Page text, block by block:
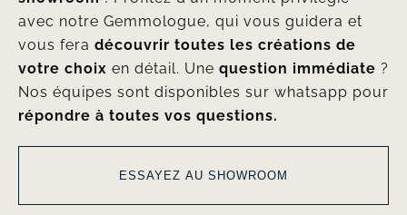
avec notre Gemmologue, qui vous guidera et
vous fera découvrir toutes les créations de
votre choix en détail. Une question immédiate ?
Nos équipes sont disponibles sur whatsapp pour
répondre à toutes vos questions.
ESSAYEZ AU SHOWROOM